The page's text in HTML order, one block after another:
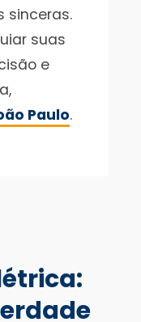
sinceras.
suas
e
Paulo.